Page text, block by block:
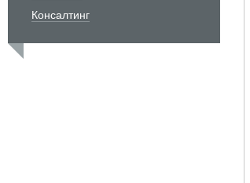
Консалтинг